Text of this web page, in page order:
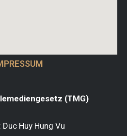
(TMG)
Duc Huy Hung Vu